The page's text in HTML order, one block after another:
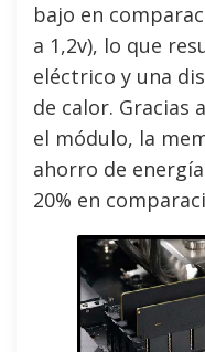
bajo en
a 1,2v), lo que
eléctrico y una
de calor. Gracias
el módulo, la
ahorro de
20% en